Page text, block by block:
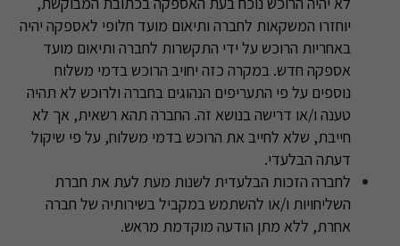
יוחזרו המשקאות לחברה ותיאום מועד חלופי לאספקה יהיה
באחריות הרוכש על ידי התקשרות לחברה ותיאום מועד
אספקה חדש. במקרה כזה יחויב הרוכש בדמי משלוח
נוספים על פי התעריפים הנהוגים בחברה ולרוכש לא תהיה
טענה ו/או דרישה בנושא זה. החברה תהא רשאית, אך לא
חייבת, שלא לחייב את הרוכש בדמי משלוח, על פי שיקול
דעתה הבלעדי.
לחברה הזכות הבלעדית לשנות מעת לעת את חברת
השליחויות ו/או להשתמש במקביל בשירותיה של חברה
אחרת, ללא מתן הודעה מוקדמת מראש.